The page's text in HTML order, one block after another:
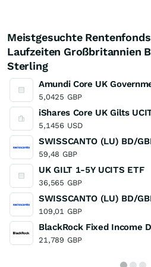
Meistgesuchte
Laufzeiten Großbritannien
Sterling
Amundi Core UK
5,0425 GBP
iShares Core UK Gilts
5,1456 USD
SWISSCANTO (LU) BD/
59,48 GBP
UK GILT 1-5Y UCITS ETF
36,565 GBP
SWISSCANTO (LU) BD/
109,01 GBP
BlackRock Fixed Income
21,789 GBP